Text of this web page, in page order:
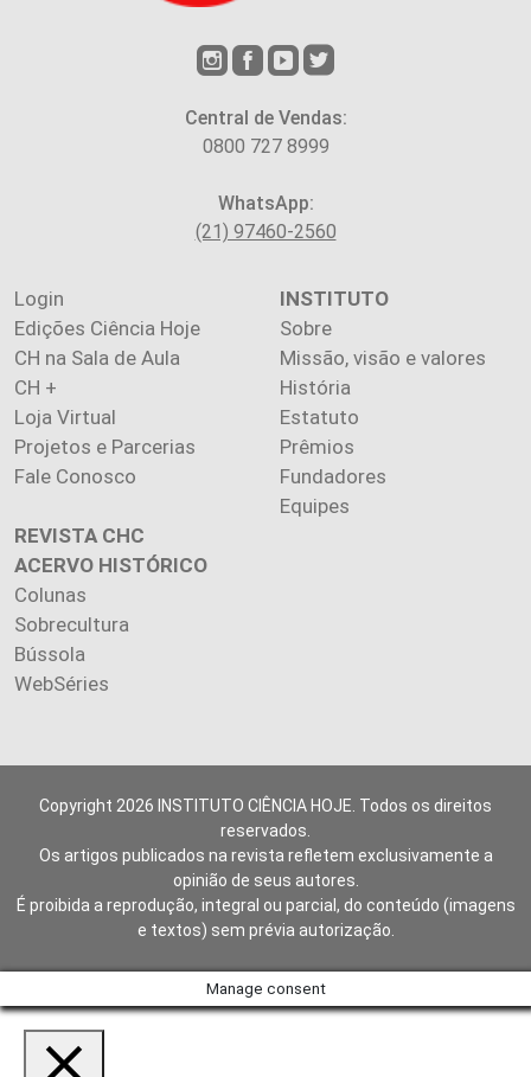
Central de Vendas:
0800 727 8999
WhatsApp:
(21) 97460-2560
Login
Edições Ciência Hoje
CH na Sala de Aula
CH +
Loja Virtual
Projetos e Parcerias
Fale Conosco
INSTITUTO
Sobre
Missão, visão e valores
História
Estatuto
Prêmios
Fundadores
Equipes
REVISTA CHC
ACERVO HISTÓRICO
Colunas
Sobrecultura
Bússola
WebSéries
Copyright 2026 INSTITUTO CIÊNCIA HOJE. Todos os direitos
reservados.
Os artigos publicados na revista refletem exclusivamente a
opinião de seus autores.
É proibida a reprodução, integral ou parcial, do conteúdo (imagens
e textos) sem prévia autorização.
Manage consent